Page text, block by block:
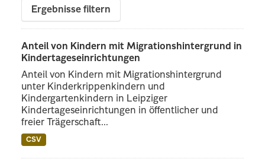
Ergebnisse filtern
Anteil von Kindern mit Migrationshintergrund in
Kindertageseinrichtungen
Anteil von Kindern mit Migrationshintergrund
unter Kinderkrippenkindern und
Kindergartenkindern in Leipziger
Kindertageseinrichtungen in öffentlicher und
freier Trägerschaft...
CSV